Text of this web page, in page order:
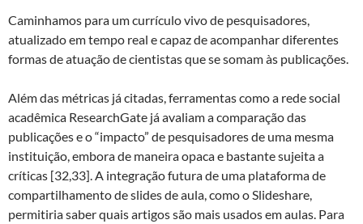
Caminhamos para um currículo vivo de pesquisadores,
atualizado em tempo real e capaz de acompanhar diferentes
formas de atuação de cientistas que se somam às publicações.
Além das métricas já citadas, ferramentas como a rede social
acadêmica ResearchGate já avaliam a comparação das
publicações e o “impacto” de pesquisadores de uma mesma
instituição, embora de maneira opaca e bastante sujeita a
críticas [32,33]. A integração futura de uma plataforma de
compartilhamento de slides de aula, como o Slideshare,
permitiria saber quais artigos são mais usados em aulas. Para